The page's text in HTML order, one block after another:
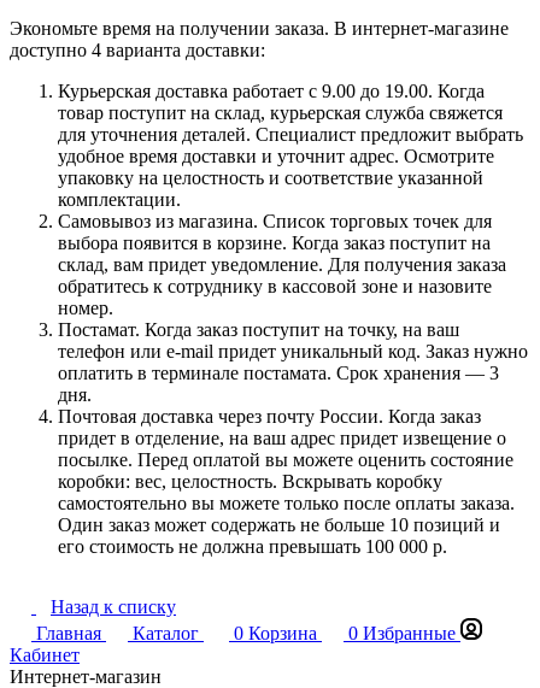
Экономьте время на получении заказа. В интернет-магазине
доступно 4 варианта доставки:
Курьерская доставка работает с 9.00 до 19.00. Когда
товар поступит на склад, курьерская служба свяжется
для уточнения деталей. Специалист предложит выбрать
удобное время доставки и уточнит адрес. Осмотрите
упаковку на целостность и соответствие указанной
комплектации.
Самовывоз из магазина. Список торговых точек для
выбора появится в корзине. Когда заказ поступит на
склад, вам придет уведомление. Для получения заказа
обратитесь к сотруднику в кассовой зоне и назовите
номер.
Постамат. Когда заказ поступит на точку, на ваш
телефон или e-mail придет уникальный код. Заказ нужно
оплатить в терминале постамата. Срок хранения — 3
дня.
Почтовая доставка через почту России. Когда заказ
придет в отделение, на ваш адрес придет извещение о
посылке. Перед оплатой вы можете оценить состояние
коробки: вес, целостность. Вскрывать коробку
самостоятельно вы можете только после оплаты заказа.
Один заказ может содержать не больше 10 позиций и
его стоимость не должна превышать 100 000 р.
Назад к списку
Главная
Каталог 0 Корзина 0 Избранные
Кабинет
Интернет-магазин